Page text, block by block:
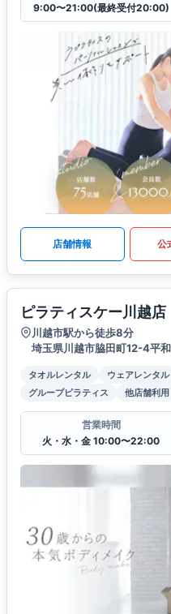
9:00〜21:00(最終受付20:00)
店舗情報 公
ピラティスケー川越店
川越市駅から徒歩8分
埼玉県川越市脇田町12-4平
タオルレンタル ウェアレンタル
グループピラティス
他店舗利用
営業時間
火・水・金 10:00〜22:00